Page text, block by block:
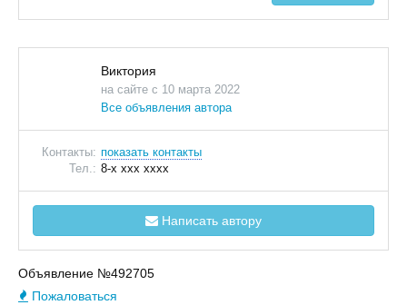
Виктория
на сайте с 10 марта 2022
Все объявления автора
Контакты: показать контакты
Тел.: 8-x xxx xxxx
Написать автору
Объявление №492705
Пожаловаться